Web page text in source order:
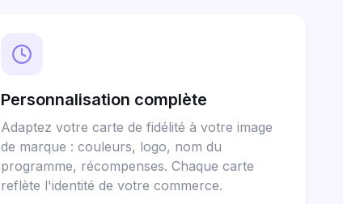
Personnalisation complète
Adaptez votre carte de fidélité à votre image
de marque : couleurs, logo, nom du
programme, récompenses. Chaque carte
reflète l'identité de votre commerce.